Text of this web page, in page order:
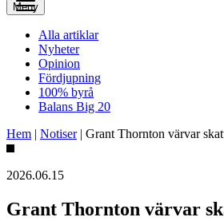
Meny
Alla artiklar
Nyheter
Opinion
Fördjupning
100% byrå
Balans Big 20
Hem | Notiser| Grant Thornton värvar
2026.06.15
Grant Thornton värvar